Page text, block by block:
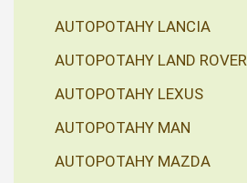
AUTOPOTAHY LANCIA
AUTOPOTAHY LAND ROVER
AUTOPOTAHY LEXUS
AUTOPOTAHY MAN
AUTOPOTAHY MAZDA